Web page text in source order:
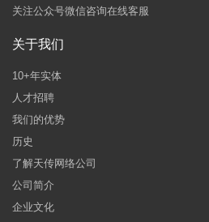
关注公众号微信咨询在线客服
关于我们
10+年实体
人才招聘
我们的优势
历史
了解天传网络公司
公司简介
企业文化